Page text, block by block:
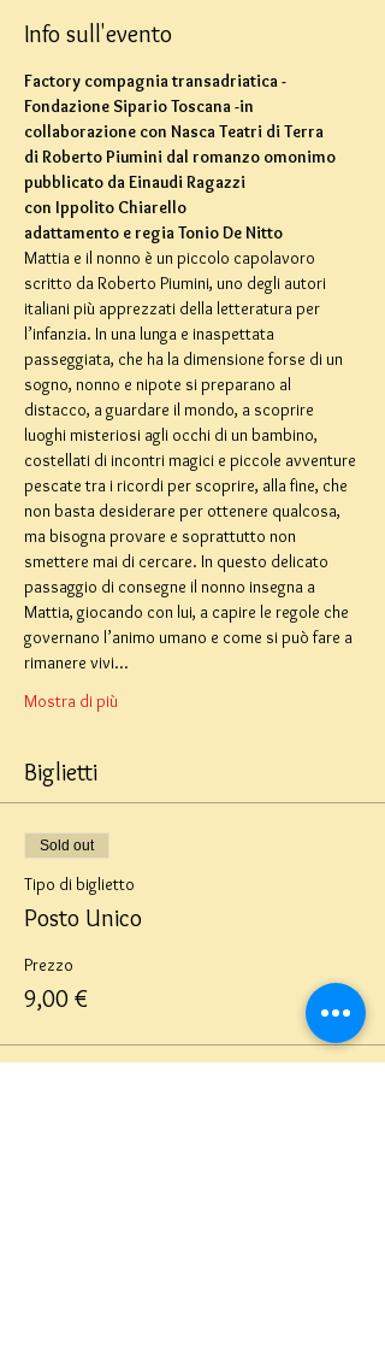
Info sull'evento
Factory compagnia transadriatica -
Fondazione Sipario Toscana -in
collaborazione con Nasca Teatri di Terra
di Roberto Piumini dal romanzo omonimo
pubblicato da Einaudi Ragazzi
con Ippolito Chiarello
adattamento e regia Tonio De Nitto
Mattia e il nonno è un piccolo capolavoro
scritto da Roberto Piumini, uno degli autori
italiani più apprezzati della letteratura per
l’infanzia. In una lunga e inaspettata
passeggiata, che ha la dimensione forse di un
sogno, nonno e nipote si preparano al
distacco, a guardare il mondo, a scoprire
luoghi misteriosi agli occhi di un bambino,
costellati di incontri magici e piccole avventure
pescate tra i ricordi per scoprire, alla fine, che
non basta desiderare per ottenere qualcosa,
ma bisogna provare e soprattutto non
smettere mai di cercare. In questo delicato
passaggio di consegne il nonno insegna a
Mattia, giocando con lui, a capire le regole che
governano l’animo umano e come si può fare a
rimanere vivi…
Mostra di più
Biglietti
Sold out
Tipo di biglietto
Posto Unico
Prezzo
9,00 €